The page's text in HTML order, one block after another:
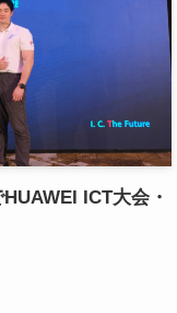
ICT大会・